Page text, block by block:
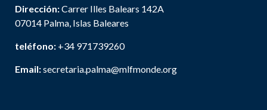
Dirección:Carrer Illes Balears 142A
07014 Palma, Islas Baleares
teléfono: +34 971739260
Email:secretaria.palma@mlfmonde.org